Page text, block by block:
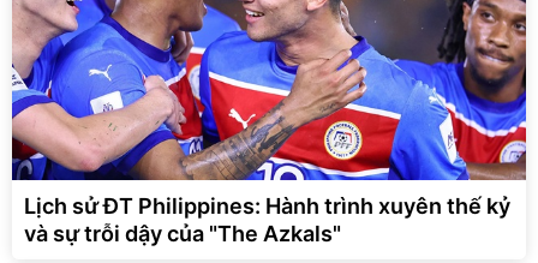
Lịch sử ĐT Philippines: Hành trình xuyên thế kỷ
và sự trỗi dậy của "The Azkals"